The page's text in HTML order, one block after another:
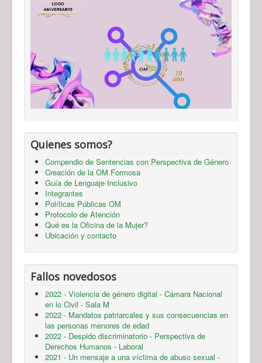
Quienes somos?
Compendio de Sentencias con Perspectiva de Género
Creación de la OM Formosa
Guía de Lenguaje Inclusivo
Integrantes
Políticas Públicas OM
Protocolo de Atención
Qué es la Oficina de la Mujer?
Ubicación y contacto
Fallos novedosos
2022 - Violencia de género digital - Cámara Nacional
en lo Civil - Sala M
2022 - Mandatos patriarcales y sus consecuencias en
las personas menores de edad
2022 - Despido discriminatorio - Perspectiva de
Derechos Humanos - Laboral
2021 - Un mensaje a una víctima de abuso sexual -